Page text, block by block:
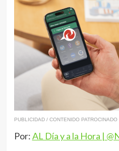
PUBLICIDAD / CONTENIDO PATROCINADO
Por:AL Día y a la Hora |